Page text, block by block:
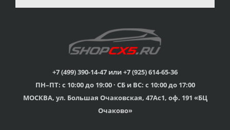
товаром
Вы можете выбрать
наиболее удобный
для Вас
Профессиональная
консультация
мы знаем о Mazda CX-
Скидки
членам клуба и
обладателям клубных
Оперативная доставка
+7 (499) 390-14-47 или +7 (925) 614-65-36
ПН–ПТ: с 10:00 до 19:00 · СБ и ВС: с 10:00 до 17:00
МОСКВА, ул. Большая Очаковская, 47Ас1, оф. 191 «БЦ
Очаково»